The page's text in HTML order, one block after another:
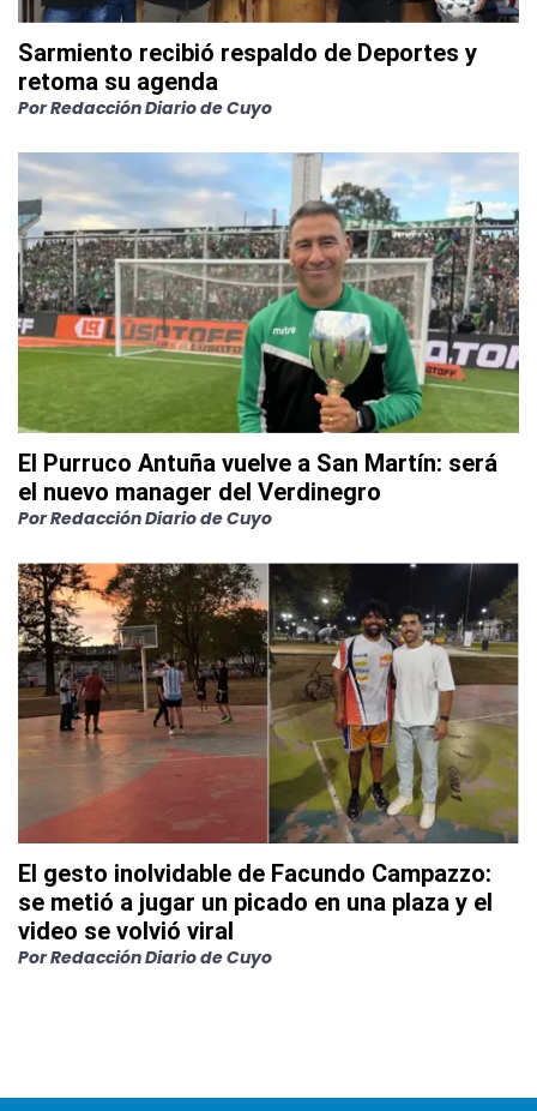
Sarmiento recibió respaldo de Deportes y
retoma su agenda
PorRedacción Diario de Cuyo
El Purruco Antuña vuelve a San Martín: será
el nuevo manager del Verdinegro
PorRedacción Diario de Cuyo
El gesto inolvidable de Facundo Campazzo:
se metió a jugar un picado en una plaza y el
video se volvió viral
PorRedacción Diario de Cuyo